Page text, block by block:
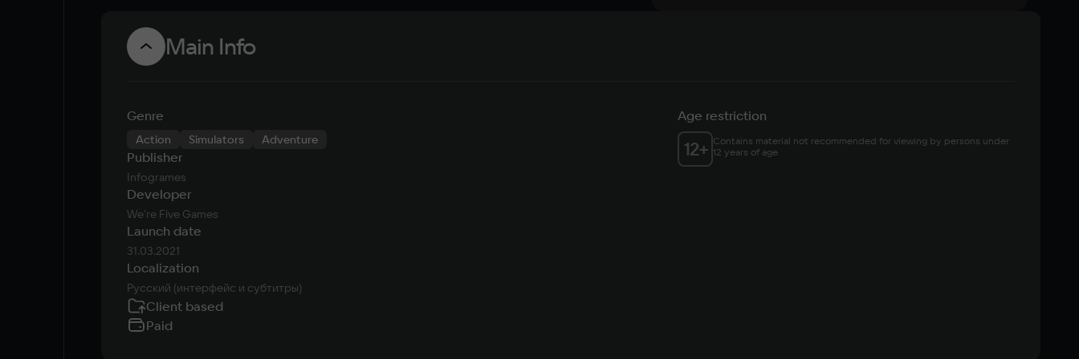
Main Info
Genre
Action Simulators Adventure
Publisher
Infogrames
Developer
We're Five Games
Launch date
31.03.2021
Localization
Русский (интерфейс и субтитры)
Age restriction
12+ Contains material not recommended for viewing by persons under
12 years of age
Client based
Paid